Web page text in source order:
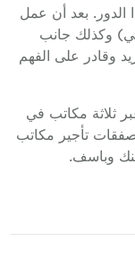
الدور. بعد أن عمل
وكذلك جانب
وقادر على الفهم
ثلاثة مكاتب في
صفقات تأجير مكاتب
وباسف.